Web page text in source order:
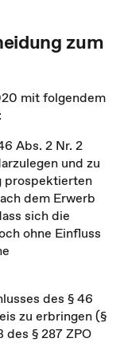
zum
mit folgendem
Abs. 2 Nr. 2
und zu
prospektierten
dem Erwerb
sich die
ohne Einfluss
des § 46
zu erbringen (§
des § 287 ZPO